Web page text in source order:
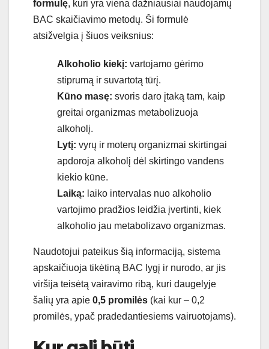
formulę, kuri yra viena dažniausiai naudojamų
BAC skaičiavimo metodų. Ši formulė
atsižvelgia į šiuos veiksnius:
Alkoholio kiekį: vartojamo gėrimo
stiprumą ir suvartotą tūrį.
Kūno masę: svoris daro įtaką tam, kaip
greitai organizmas metabolizuoja
alkoholį.
Lytį: vyrų ir moterų organizmai skirtingai
apdoroja alkoholį dėl skirtingo vandens
kiekio kūne.
Laiką: laiko intervalas nuo alkoholio
vartojimo pradžios leidžia įvertinti, kiek
alkoholio jau metabolizavo organizmas.
Naudotojui pateikus šią informaciją, sistema
apskaičiuoja tikėtiną BAC lygį ir nurodo, ar jis
viršija teisėtą vairavimo ribą, kuri daugelyje
šalių yra apie 0,5 promilės (kai kur – 0,2
promilės, ypač pradedantiesiems vairuotojams).